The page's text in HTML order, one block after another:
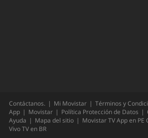
Contáctanos. Mi Movistar
Términos y
App
Movistar Política Protección de Datos
Ayuda
Mapa del sitio Movistar TV App en PE
Vivo TV en BR